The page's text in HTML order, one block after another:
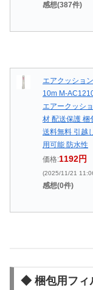
感想(387件)
エアクッショ
10m M-
エアークッシ
材 配送保護 梱
送料無料 引越
用可能 防水性
価格:1192円
(2025/11/21
感想(0件)
◆ 梱包用フィ